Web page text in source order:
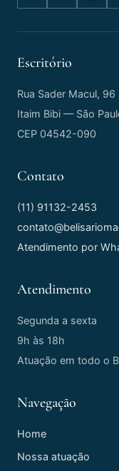
Escritório
Rua Sader Macul, 96
Itaim Bibi — São
CEP 04542-090
Contato
(11) 91132-2453
Atendimento por
Atendimento
Segunda a sexta
9h às 18h
Atuação em todo o
Navegação
Home
Nossa atuação